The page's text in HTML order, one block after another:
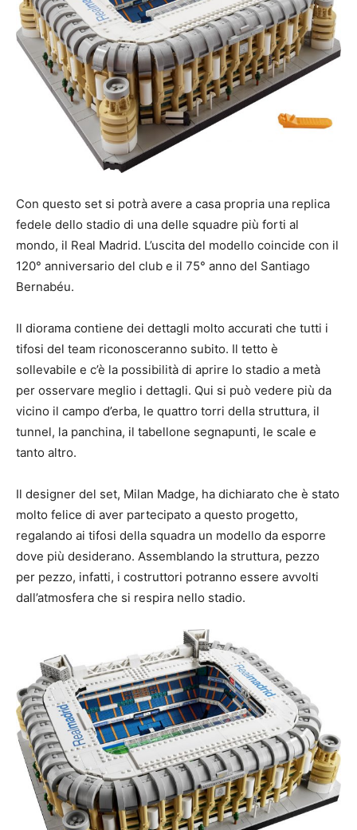
Con questo set si potrà avere a casa propria una replica
fedele dello stadio di una delle squadre più forti al
mondo, il Real Madrid. L’uscita del modello coincide con il
120° anniversario del club e il 75° anno del Santiago
Bernabéu.
Il diorama contiene dei dettagli molto accurati che tutti i
tifosi del team riconosceranno subito. Il tetto è
sollevabile e c’è la possibilità di aprire lo stadio a metà
per osservare meglio i dettagli. Qui si può vedere più da
vicino il campo d’erba, le quattro torri della struttura, il
tunnel, la panchina, il tabellone segnapunti, le scale e
tanto altro.
Il designer del set, Milan Madge, ha dichiarato che è stato
molto felice di aver partecipato a questo progetto,
regalando ai tifosi della squadra un modello da esporre
dove più desiderano. Assemblando la struttura, pezzo
per pezzo, infatti, i costruttori potranno essere avvolti
dall’atmosfera che si respira nello stadio.